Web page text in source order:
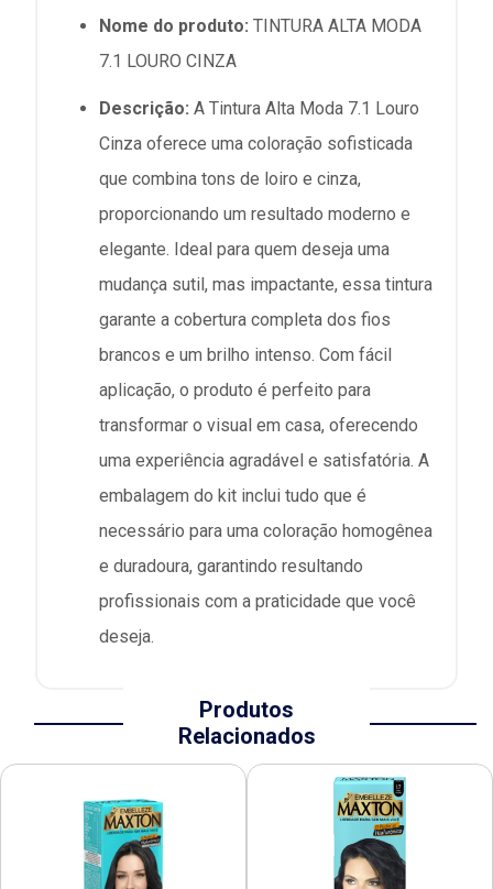
Nome do produto: TINTURA ALTA MODA
7.1 LOURO CINZA
Descrição: A Tintura Alta Moda 7.1 Louro
Cinza oferece uma coloração sofisticada
que combina tons de loiro e cinza,
proporcionando um resultado moderno e
elegante. Ideal para quem deseja uma
mudança sutil, mas impactante, essa tintura
garante a cobertura completa dos fios
brancos e um brilho intenso. Com fácil
aplicação, o produto é perfeito para
transformar o visual em casa, oferecendo
uma experiência agradável e satisfatória. A
embalagem do kit inclui tudo que é
necessário para uma coloração homogênea
e duradoura, garantindo resultando
profissionais com a praticidade que você
deseja.
Produtos
Relacionados